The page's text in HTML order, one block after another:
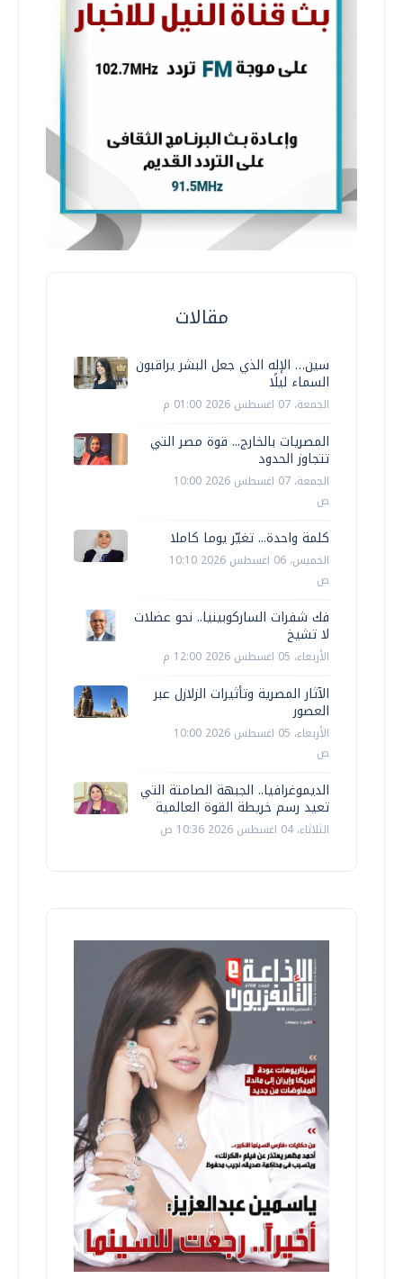
مقالات
سين… الإله الذي جعل البشر يراقبون
السماء ليلًا
الجمعة، 07 اغسطس 2026 01:00 م
المصريات بالخارج... قوة مصر التي
تتجاوز الحدود
الجمعة، 07 اغسطس 2026 10:00
ص
كلمة واحدة... تغيّر يوما كاملا
الخميس، 06 اغسطس 2026 10:10
ص
فك شفرات الساركوبينيا.. نحو عضلات
لا تشيخ
الأربعاء، 05 اغسطس 2026 12:00 م
الآثار المصرية وتأثيرات الزلازل عبر
العصور
الأربعاء، 05 اغسطس 2026 10:00
ص
الديموغرافيا.. الجبهة الصامتة التي
تعيد رسم خريطة القوة العالمية
الثلاثاء، 04 اغسطس 2026 10:36 ص